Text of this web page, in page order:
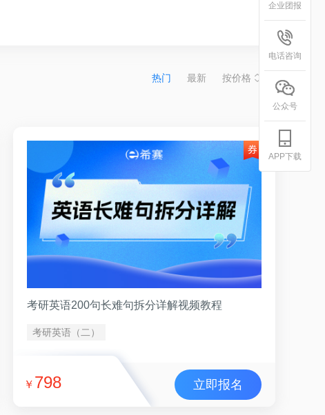
热门 最新 按价格
考研英语200句长难句拆分详解视频教程
考研英语（二）
￥ 798 立即报名
企业团报
电话咨询
公众号
APP下载